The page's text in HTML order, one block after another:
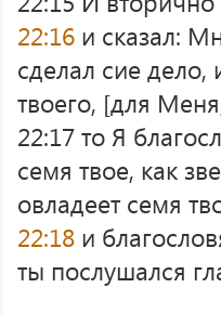
22:16 и сказал:
сделал сие дело,
твоего, [для
22:17 то Я
семя твое, как
овладеет семя
22:18 и
ты послушался